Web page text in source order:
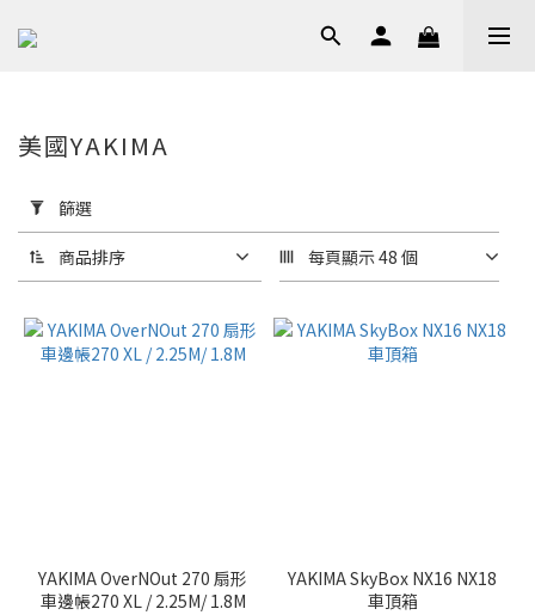
用
篩
選
(0/20)
價格
(NT$)
美國YAKIMA
篩選
商品排序 每頁顯示 48 個
YAKIMA OverNOut 270 扇形
車邊帳270 XL / 2.25M/ 1.8M
YAKIMA SkyBox NX16 NX18
車頂箱